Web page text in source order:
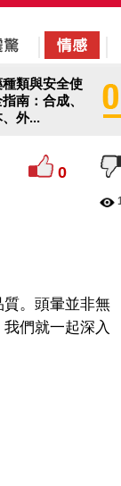
類與安全使
南：合成、
外...
0
。頭暈並非無
們就一起深入